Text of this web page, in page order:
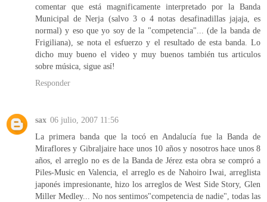
comentar que está magnificamente interpretado por la Banda
Municipal de Nerja (salvo 3 o 4 notas desafinadillas jajaja, es
normal) y eso que yo soy de la "competencia"... (de la banda de
Frigiliana), se nota el esfuerzo y el resultado de esta banda. Lo
dicho muy bueno el video y muy buenos también tus articulos
sobre música, sigue así!
Responder
sax 06 julio, 2007 11:56
La primera banda que la tocó en Andalucía fue la Banda de
Miraflores y Gibraljaire hace unos 10 años y nosotros hace unos 8
años, el arreglo no es de la Banda de Jérez esta obra se compró a
Piles-Music en Valencia, el arreglo es de Nahoiro Iwai, arreglista
japonés impresionante, hizo los arreglos de West Side Story, Glen
Miller Medley... No nos sentimos"competencia de nadie", todas las